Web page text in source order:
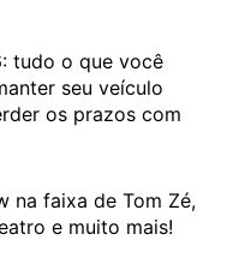
tudo o que você
seu veículo
os prazos com
na faixa de Tom Zé,
e muito mais!